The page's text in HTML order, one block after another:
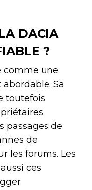
DACIA
?
comme une
Sa
toutefois
passages de
de
les forums. Les
ces